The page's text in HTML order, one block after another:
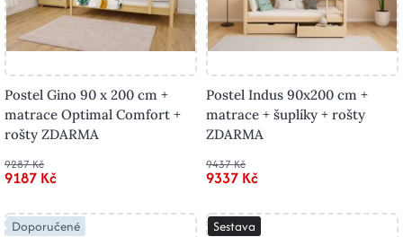
Postel Gino 90 x 200 cm +
matrace Optimal Comfort +
rošty ZDARMA
9287 Kč
9187 Kč
Postel Indus 90x200 cm +
matrace + šuplíky + rošty
ZDARMA
9437 Kč
9337 Kč
Doporučené
Sestava